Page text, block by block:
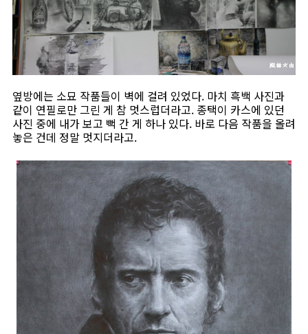
옆방에는 소묘 작품들이 벽에 걸려 있었다. 마치 흑백 사진과
같이 연필로만 그린 게 참 멋스럽더라고. 종택이 카스에 있던
사진 중에 내가 보고 뻑 간 게 하나 있다. 바로 다음 작품을 올려
놓은 건데 정말 멋지더라고.